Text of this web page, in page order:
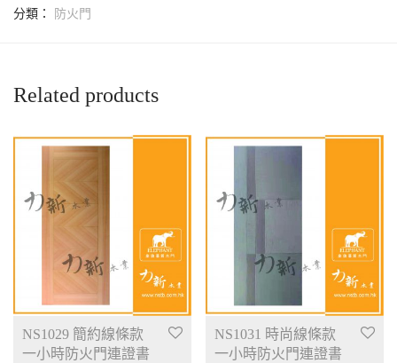
分類：
防火門
Related products
NS1029 簡約線條款
一小時防火門連證書
NS1031 時尚線條款
一小時防火門連證書